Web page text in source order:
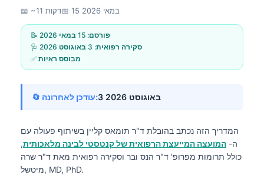
📖 ~11 דקות📅 15 במאי 2026
📝 פורסם: 15 במאי 2026
🩺 סקירה רפואית: 3 באוגוסט 2026
✅ מבוסס ראיות
🔄 עודכן לאחרונה: 3 באוגוסט 2026
המדריך הזה נכתב בהובלת ד"ר תומאס קליין בשיתוף פעולה עם
ה- המועצה המייעצת הרפואית של קנטסטי לבינה מלאכותית,
כולל תרומות מפרופ' ד"ר הנס ובר וסקירה רפואית מאת ד"ר שרה
מיטשל, MD, PhD.